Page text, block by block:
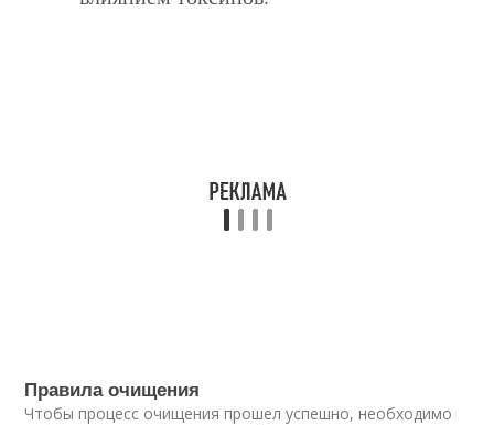
Правила очищения
Чтобы процесс очищения прошел успешно, необходимо